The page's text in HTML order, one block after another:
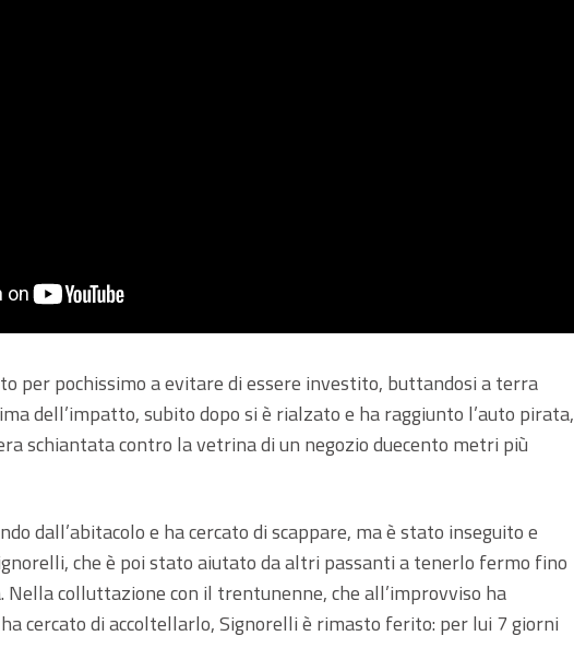
per pochissimo a evitare di essere investito, buttandosi a terra
dell’impatto, subito dopo si è rialzato e ha raggiunto l’auto pirata,
schiantata contro la vetrina di un negozio duecento metri più
dall’abitacolo e ha cercato di scappare, ma è stato inseguito e
che è poi stato aiutato da altri passanti a tenerlo fermo fino
Nella colluttazione con il trentunenne, che all’improvviso ha
cercato di accoltellarlo, Signorelli è rimasto ferito: per lui 7 giorni